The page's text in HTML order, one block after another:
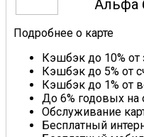
Альфа
Подробнее о карте
Кэшбэк до 10% от
Кэшбэк до 5% от
Кэшбэк до 1% от
До 6% годовых на
Обслуживание
Бесплатный